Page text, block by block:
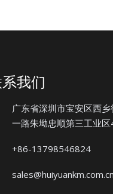
我们
广东省深圳市宝安区西
一路朱坳忠顺第三工业区
+86-13798546824
sales@huiyuankm.com.cn